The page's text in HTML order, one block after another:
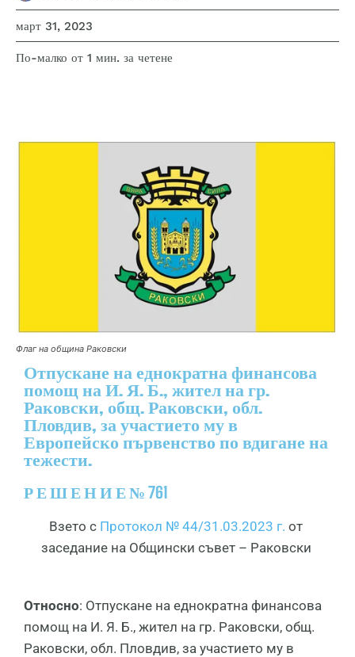
март 31, 2023
По-малко от 1 мин. за четене
Флаг на община Раковски
Отпускане на еднократна финансова
помощ на И. Я. Б., жител на гр.
Раковски, общ. Раковски, обл.
Пловдив, за участието му в
Европейско първенство по вдигане на
тежести.
Р Е Ш Е Н И Е № 761
Взето с Протокол № 44/31.03.2023 г. от
заседание на Общински съвет – Раковски
Относно: Отпускане на еднократна финансова
помощ на И. Я. Б., жител на гр. Раковски, общ.
Раковски, обл. Пловдив, за участието му в